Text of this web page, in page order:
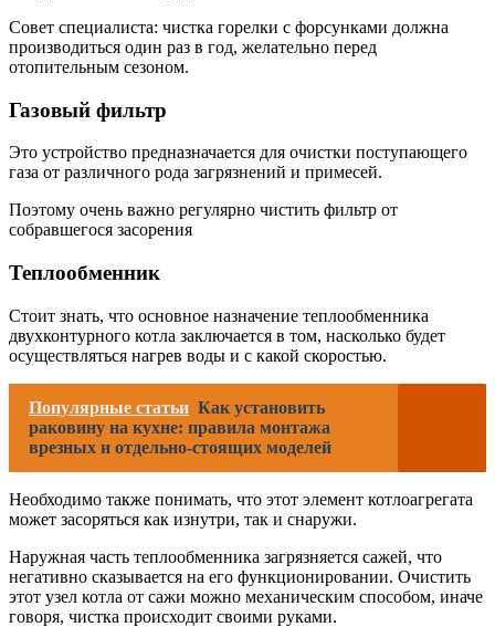
Совет специалиста: чистка горелки с форсунками должна
производиться один раз в год, желательно перед
отопительным сезоном.
Газовый фильтр
Это устройство предназначается для очистки поступающего
газа от различного рода загрязнений и примесей.
Поэтому очень важно регулярно чистить фильтр от
собравшегося засорения
Теплообменник
Стоит знать, что основное назначение теплообменника
двухконтурного котла заключается в том, насколько будет
осуществляться нагрев воды и с какой скоростью.
Популярные статьи Как установить
раковину на кухне: правила монтажа
врезных и отдельно-стоящих моделей
Необходимо также понимать, что этот элемент котлоагрегата
может засоряться как изнутри, так и снаружи.
Наружная часть теплообменника загрязняется сажей, что
негативно сказывается на его функционировании. Очистить
этот узел котла от сажи можно механическим способом, иначе
говоря, чистка происходит своими руками.